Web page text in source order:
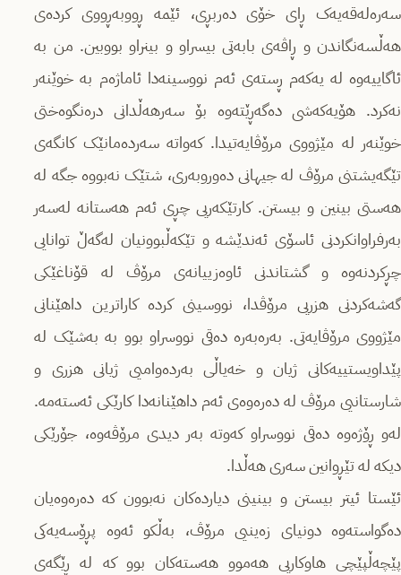
سەرەلەقەیەک ڕای خۆی دەربڕی، ئێمە ڕووبەڕووی کردەی
هەڵسەنگاندن و ڕاڤەی بابەتی بیسراو و بینراو بووبین. من بە
ئاگاییەوە لە یەکەم ڕستەی ئەم نووسینەدا ئاماژەم بە خوێنەر
نەکرد. هۆیەکەشی دەگەڕێتەوە بۆ سەرهەڵدانی درەنگوەختی
خوێنەر لە مێژووی مرۆڤایەتیدا. کەواتە سەردەمانێک کانگەی
تێگەیشتنی مرۆڤ لە جیهانی دەوروبەری، شتێک نەبووە جگە لە
هەستی بینین و بیستن. کارتێکەریی چڕی ئەم هەستانە لەسەر
بەرفراوانکردنی ئاسۆی ئەندێشە و تێکەڵبوونیان لەگەڵ توانایی
چڕکردنەوە و گشتاندنی ئاوەزییانەی مرۆڤ لە قۆناغێکی
گەشەکردنی هزریی مرۆڤدا، نووسینی کردە کاراترین داهێنانی
مێژووی مرۆڤایەتی. بەرەبەرە دەقی نووسراو بوو بە بەشێک لە
پێداویستییەکانی ژیان و خەیاڵی بەردەوامیی ژیانی هزری و
شارستانیی مرۆڤ لە دەرەوەی ئەم داهێنانەدا کارێکی ئەستەمە.
لەو ڕۆژەوە دەقی نووسراو کەوتە بەر دیدی مرۆڤەوە، جۆرێکی
دیکە لە تێڕوانین سەری هەڵدا.
ئێستا ئیتر بیستن و بینینی دیاردەکان نەبوون کە دەرەوەیان
دەگواستەوە دونیای زەینیی مرۆڤ، بەڵکو ئەوە پڕۆسەیەکی
پێچەڵپێچی هاوکاریی هەموو هەستەکان بوو کە لە ڕێگەی